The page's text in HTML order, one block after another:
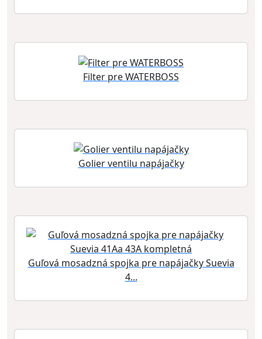
Filter pre WATERBOSS
Golier ventilu napájačky
Guľová mosadzná spojka pre napájačky Suevia
4...